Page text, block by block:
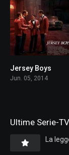
Jersey Boys
Jun. 05, 2014
Ultime Serie-
La